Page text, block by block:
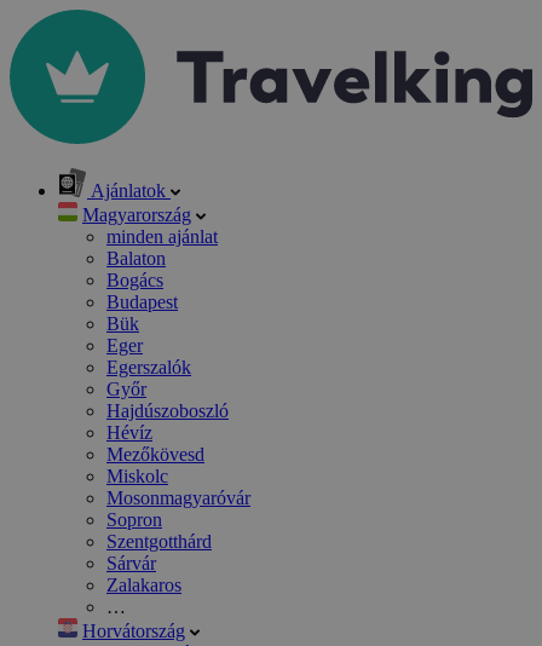
Ajánlatok
Magyarország
minden ajánlat
Balaton
Bogács
Budapest
Bük
Eger
Egerszalók
Győr
Hajdúszoboszló
Hévíz
Mezőkövesd
Miskolc
Mosonmagyaróvár
Sopron
Szentgotthárd
Sárvár
Zalakaros
…
Horvátország